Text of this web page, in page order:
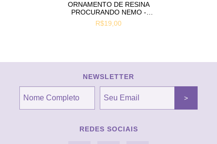
ORNAMENTO DE RESINA
PROCURANDO NEMO -
BRUCE
R$19,00
NEWSLETTER
REDES SOCIAIS